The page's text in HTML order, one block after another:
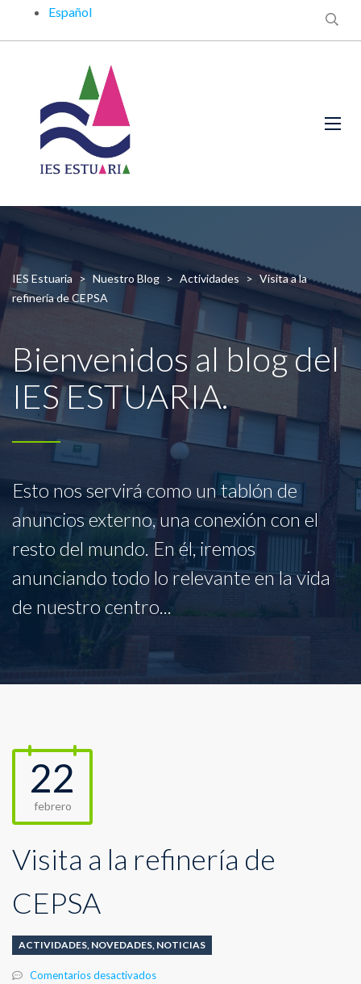
Español
IES Estuaria > Nuestro Blog > Actividades > Visita a la
refinería de CEPSA
Bienvenidos al blog del
IES ESTUARIA.
Esto nos servirá como un tablón de
anuncios externo, una conexión con el
resto del mundo. En él, iremos
anunciando todo lo relevante en la vida
de nuestro centro...
22
febrero
Visita a la refinería de
CEPSA
ACTIVIDADES, NOVEDADES, NOTICIAS
Comentarios desactivadosen